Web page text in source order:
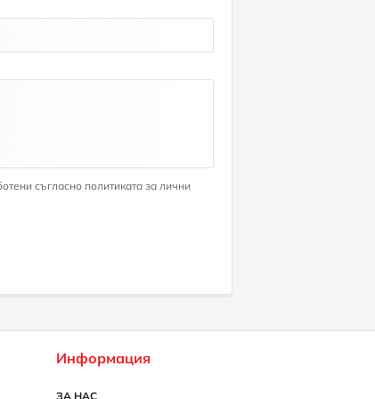
съгласно политиката за лични
Информация
ЗА НАС